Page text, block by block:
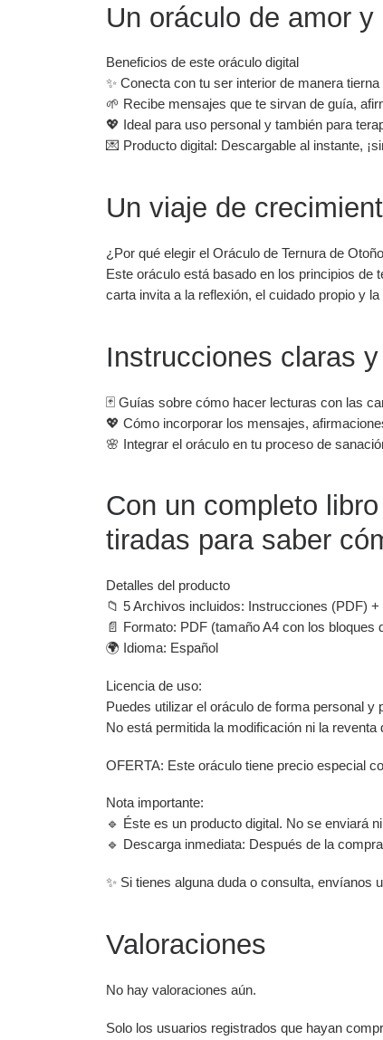
Un oráculo de amor
Beneficios de este oráculo digital
✨ Conecta con tu ser interior de manera
🌱 Recibe mensajes que te sirvan de guía,
💖 Ideal para uso personal y también para
💌 Producto digital: Descargable al instante,
Un viaje de
¿Por qué elegir el Oráculo de Ternura de
Este oráculo está basado en los principios de
carta invita a la reflexión, el cuidado propio y
Instrucciones claras
🃏 Guías sobre cómo hacer lecturas con las
💖 Cómo incorporar los mensajes,
🌸 Integrar el oráculo en tu proceso de
Con un completo
tiradas para saber
Detalles del producto
📁 5 Archivos incluidos: Instrucciones (PDF)
📄 Formato: PDF (tamaño A4 con los
🌍 Idioma: Español
Licencia de uso:
Puedes utilizar el oráculo de forma personal
No está permitida la modificación ni la
OFERTA: Este oráculo tiene precio especial
Nota importante:
🔹 Éste es un producto digital. No se enviará
🔹 Descarga inmediata: Después de la
✨ Si tienes alguna duda o consulta, envíanos
Valoraciones
No hay valoraciones aún.
Solo los usuarios registrados que hayan